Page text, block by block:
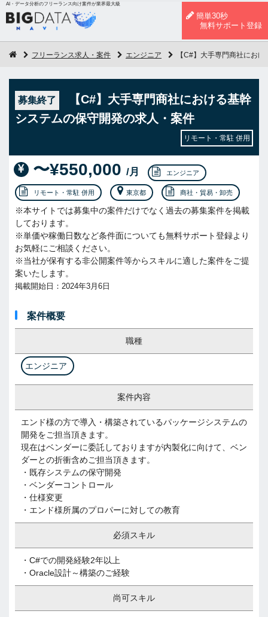
AI・データ分析のフリーランス向け案件が業界最大級
簡単30秒
無料サポート登録
フリーランス求人・案件 エンジニア 【C#】大手専門商社にお
募集終了
【C#】大手専門商社における基幹
システムの保守開発の求人・案件
リモート・常駐 併用
〜¥550,000 /月 エンジニア
リモート・常駐 併用 東京都 商社・貿易・卸売
※本サイトでは募集中の案件だけでなく過去の募集案件を掲載
しております。
※単価や稼働日数など条件面についても無料サポート登録より
お気軽にご相談ください。
※当社が保有する非公開案件等からスキルに適した案件をご提
案いたします。
掲載開始日：2024年3月6日
案件概要
職種
エンジニア
案件内容
エンド様の方で導入・構築されているパッケージシステムの
開発をご担当頂きます。
現在はベンダーに委託しておりますが内製化に向けて、ベン
ダーとの折衝含めご担当頂きます。
・既存システムの保守開発
・ベンダーコントロール
・仕様変更
・エンド様所属のプロパーに対しての教育
必須スキル
・C#での開発経験2年以上
・Oracle設計～構築のご経験
尚可スキル